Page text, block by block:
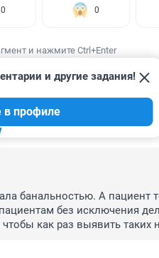
0 0
и нажмите Ctrl+Enter
и другие задания!
в профиле
банальностью. А пациент
без исключения
как раз выявить таких